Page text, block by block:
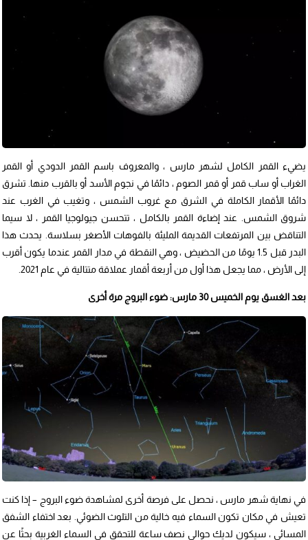
يضيء القمر الكامل لشهر مارس ، والمعروف باسم القمر الدودي أو القمر
الغراب أو ساب قمر أو قمر الصوم ، دائمًا في نجوم الأسد أو بالقرب منها. تشرق
دائمًا الأقمار الكاملة في الشرق مع غروب الشمس ، وتغيب في الغرب عند
شروق الشمس. عند إضاءة القمر بالكامل ، تتحسن جيولوجيا القمر ، لا سيما
التناقض بين المرتفعات القديمة المليئة بالفوهات الأصغر بسلاسة. يحدث هذا
البدر قبل 1.5 يومًا من الحضيض ، وهي النقطة في مدار القمر عندما يكون أقرب
إلى الأرض ، مما يجعل هذا أول من أربعة أقمار عملاقة متتالية في عام 2021.
بعد الغسق يوم الخميس 30 مارس: ضوء البروج مرة أخرى
في نهاية شهر مارس ، نحصل على فرصة أخرى لمشاهدة ضوء البروج – إذا كنت
تعيش في مكان تكون السماء فيه خالية من التلوث الضوئي. بعد اختفاء الشفق
المسائي ، سيكون لديك حوالي نصف ساعة للتحقق في السماء الغربية بحثًا عن